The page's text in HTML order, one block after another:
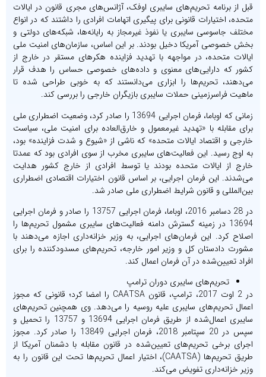
قبل از برنامه تحریم‌های سایبری اوفک، آژانس‌های مجری قانون در ایالات
متحده، اختیارات قانونی برای پیگیری اتهامات افرادی را داشتند که در انواع
مختلف جاسوسی سایبری یا نفوذ غیرمجاز به رایانه‌ها، شبکه‌های دولتی و
بخش خصوصی آمریکا دخیل بودند. بر این اساس، سازمان‌های امنیت ملی
ایالات متحده، در مواجهه با تهدید فزاینده‌ هکرهای مستقر در خارج از
کشور که دارایی‌های معنوی و داده‌های خصوصی حساس را هدف قرار
می‌دهند، تحریم‌ها را ابزاری می‌دانستند که به خوبی طراحی شده تا
ماهیت فراسرزمینی حملات سایبری بازیگران خارجی را بررسی کند.
زمانی که اوباما، فرمان اجرایی 13694 را صادر کرد، وضعیت اضطراری ملی
برای مقابله با «تهدید غیرمعمول و خارق‌العاده برای امنیت ملی، سیاست
خارجی و اقتصاد ایالات متحده» که ناشی از «شیوع و شدت فزاینده» بود،
به اوج رسید. این فعالیت‌های سایبری مخرب از سوی افرادی بود که عمدتا
خارج از ایالات متحده بودند یا توسط افرادی از خارج کشور هدایت
می‌شدند. این فرمان اجرایی، بر اساس قانون اختیارات اقتصادی اضطراری
بین‌المللی و قانون شرایط اضطراری ملی صادر شد.
در 28 دسامبر 2016، اوباما، فرمان اجرایی 13757 را صادر و فرمان اجرایی
13694 در زمینه گسترش دامنه فعالیت‌های سایبری مشمول تحریم‌ها را
اصلاح کرد. این فرمان‌های اجرایی، به وزیر خزانه‌داری اجازه می‌دهند با
مشورت دادستان کل و وزیر امور خارجه، تحریم‌های مسدودکننده را برای
افراد تعیین‌شده در آن فرمان اعمال کند.
تحریم‌های سایبری دوران ترامپ
در 2 اوت 2017، ترامپ، قانون CAATSA را امضا کرد؛ قانونی که مجوز
اعمال تحریم‌های سایبری علیه روسیه را می‌دهد. وی همچنین تحریم‌های
سایبری اعمال‌شده از طریق فرمان اجرایی 13694 و 13757 را تحمیل و
سپس در 20 سپتامبر 2018، فرمان اجرایی 13849 را صادر کرد. مجوز
اجرای برخی تحریم‌های تعیین‌شده در قانون مقابله با دشمنان آمریکا از
طریق تحریم‌ها (CAATSA)، اختیار اعمال تحریم‌ها تحت این قانون را به
وزیر خزانه‌داری تفویض می‌کند.